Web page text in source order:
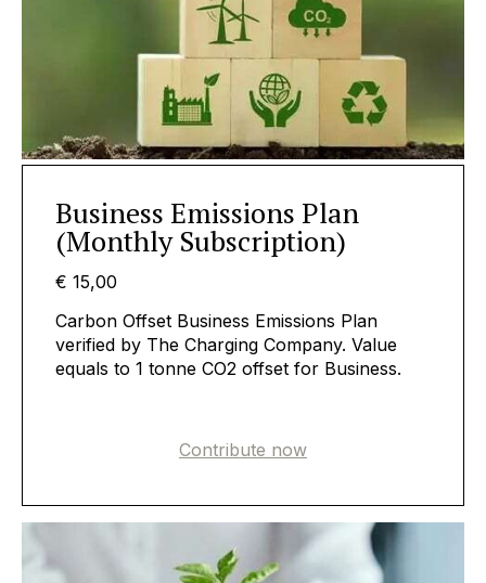
Business Emissions Plan
(Monthly Subscription)
€ 15,00
Carbon Offset Business Emissions Plan
verified by The Charging Company. Value
equals to 1 tonne CO2 offset for Business.
Contribute now